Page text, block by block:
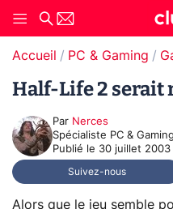
Accueil PC & Gaming
Half-Life 2 serait
Par Nerces
Spécialiste PC & Gaming
Publié le 30 juillet 2003
Suivez-nous
Alors que le jeu semble